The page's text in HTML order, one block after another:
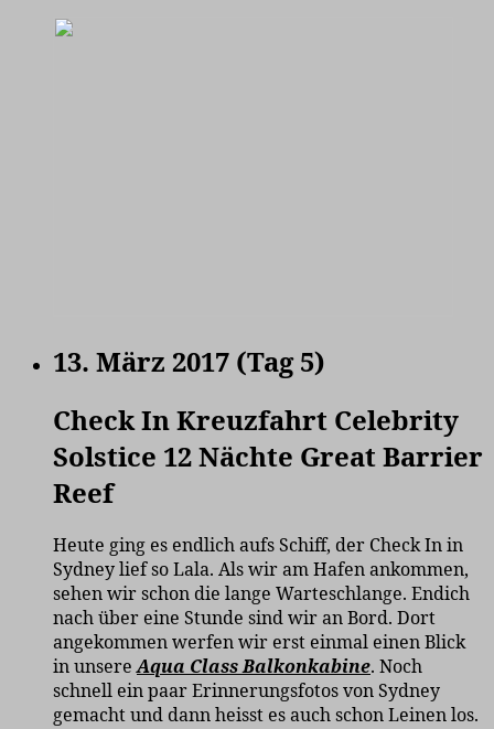
13. März 2017 (Tag 5)
Check In Kreuzfahrt Celebrity
Solstice 12 Nächte Great Barrier
Reef
Heute ging es endlich aufs Schiff, der Check In in
Sydney lief so Lala. Als wir am Hafen ankommen,
sehen wir schon die lange Warteschlange. Endich
nach über eine Stunde sind wir an Bord. Dort
angekommen werfen wir erst einmal einen Blick
in unsereAqua Class Balkonkabine. Noch
schnell ein paar Erinnerungsfotos von Sydney
gemacht und dann heisst es auch schon Leinen los.